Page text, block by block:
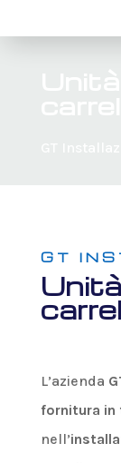
GT
L’azienda
fornitura in
nell’